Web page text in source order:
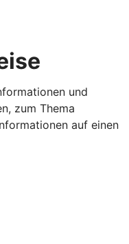
und
zum Thema
auf einen